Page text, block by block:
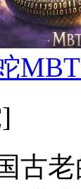
古